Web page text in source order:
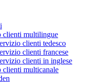
clienti multilingue
clienti tedesco
clienti francese
clienti in inglese
clienti multicanale